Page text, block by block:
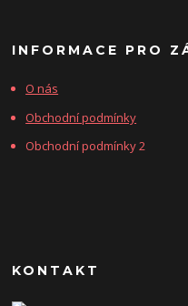
INFORMACE PRO
O nás
Obchodní podmínky
Obchodní podmínky 2
KONTAKT